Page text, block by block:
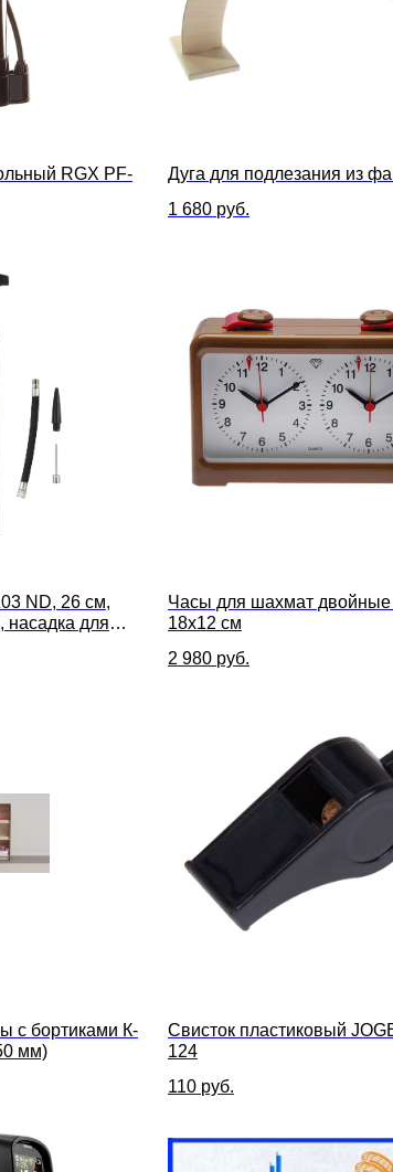
RGX PF-
Дуга для подлезания из
1 680 руб.
ND, 26 см,
насадка для
Часы для шахмат двойные
18x12 см
2 980 руб.
с бортиками К-
мм)
Свисток пластиковый
124
110 руб.